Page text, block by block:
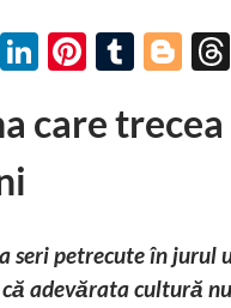
T
Li
k
n
Pi
er
T
m
Bl
gg
care
seri petrecute în jurul
adevărata cultură nu